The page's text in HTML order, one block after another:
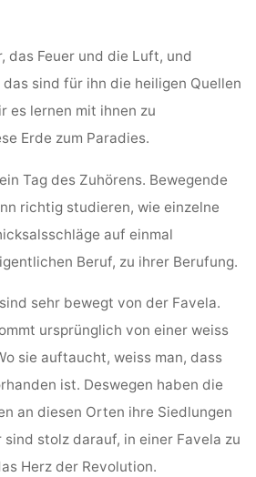
das Feuer und die Luft, und
sind für ihn die heiligen Quellen
es lernen mit ihnen zu
Erde zum Paradies.
Tag des Zuhörens. Bewegende
richtig studieren, wie einzelne
auf einmal
Beruf, zu ihrer Berufung.
sehr bewegt von der Favela.
ursprünglich von einer weiss
sie auftaucht, weiss man, dass
ist. Deswegen haben die
an diesen Orten ihre Siedlungen
stolz darauf, in einer Favela zu
Herz der Revolution.